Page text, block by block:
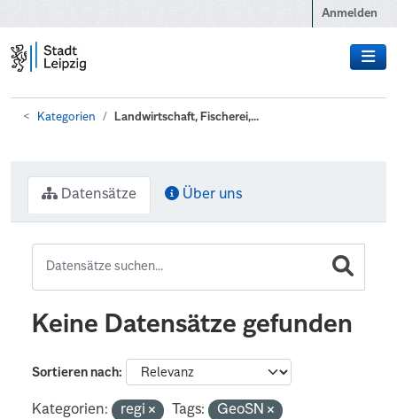
Anmelden
Kategorien Landwirtschaft, Fischerei,...
Datensätze Über uns
Keine Datensätze gefunden
Sortieren nach
Kategorien: regi Tags:
GeoSN